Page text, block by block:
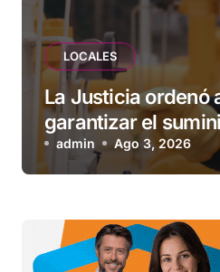
LOCALES
La Justicia ordenó
garantizar el
una familia de
admin Ago 3, 2026